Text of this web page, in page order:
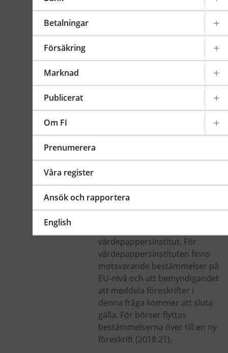
Betalningar
Försäkring
Marknad
Publicerat
Om FI
Prenumerera
Våra register
Ansök och rapportera
English
utnyttjat lagstödet i lagen
anmälningsskyldighet för vissa
instrument. Föreskrifterna
förteckning ska innehålla för
allmänna råd om vilka
uppdragstagare som bör
anmälningsskyldigheten.
Ändringen innebär att
värdepappersinstitut. För
värdepappersinstituten finns
motsvarande bestämmelser på
EU-nivå och att bemyndigandet
att meddela föreskrifter i
denna fråga kommer att sluta
gälla. För börser flyttas
bestämmelserna över till en ny
föreskrift (2018:21).